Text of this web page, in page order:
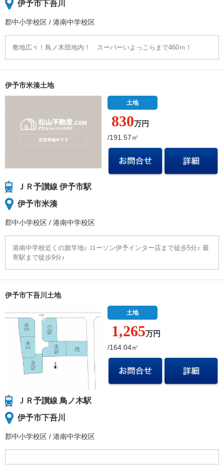
伊予市下吾川
郡中小学校区 / 港南中学校区
敷地広々！鳥ノ木団地内！ スーパーいよっこらまで460ｍ！
伊予市米湊土地
土地
830万円
/191.57㎡
ＪＲ予讃線 伊予市駅
伊予市米湊
郡中小学校区 / 港南中学校区
港南中学校近くの旗竿地♪ ローソン伊予インター店まで徒歩5分♪ 最
寄駅まで徒歩9分♪
伊予市下吾川土地
土地
1,265万円
/164.04㎡
ＪＲ予讃線 鳥ノ木駅
伊予市下吾川
郡中小学校区 / 港南中学校区